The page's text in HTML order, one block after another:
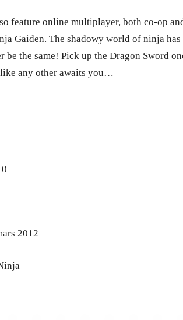
feature online multiplayer, both co-op
Gaiden. The shadowy world of ninja
be the same! Pick up the Dragon Sword
any other awaits you…
0
2012